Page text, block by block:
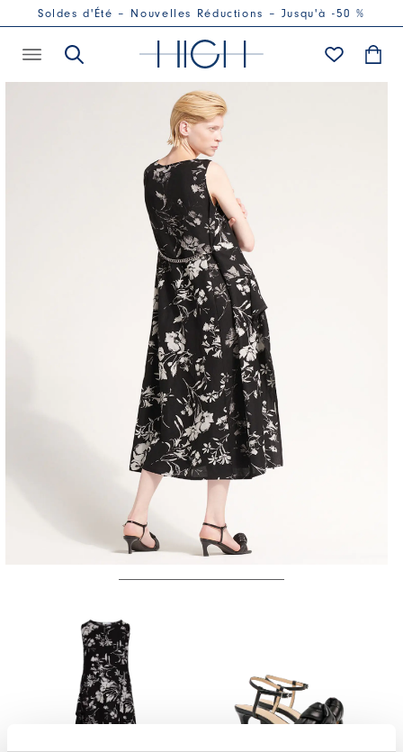
Soldes d'Été – Nouvelles Réductions – Jusqu'à -50 %